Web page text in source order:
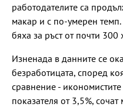
работодателите са
макар и с по-умерен
бяха за ръст от почти 300
Изненада в данните се
безработицата, според
сравнение -
показателя от 3,5%,